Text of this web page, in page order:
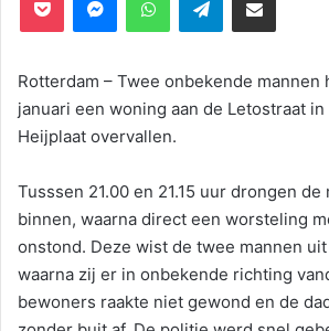
Rotterdam – Twee onbekende mannen
januari een woning aan de Letostraat in
Heijplaat overvallen.
Tusssen 21.00 en 21.15 uur drongen
binnen, waarna direct een worsteling
onstond. Deze wist de twee mannen
waarna zij er in onbekende richting
bewoners raakte niet gewond en de